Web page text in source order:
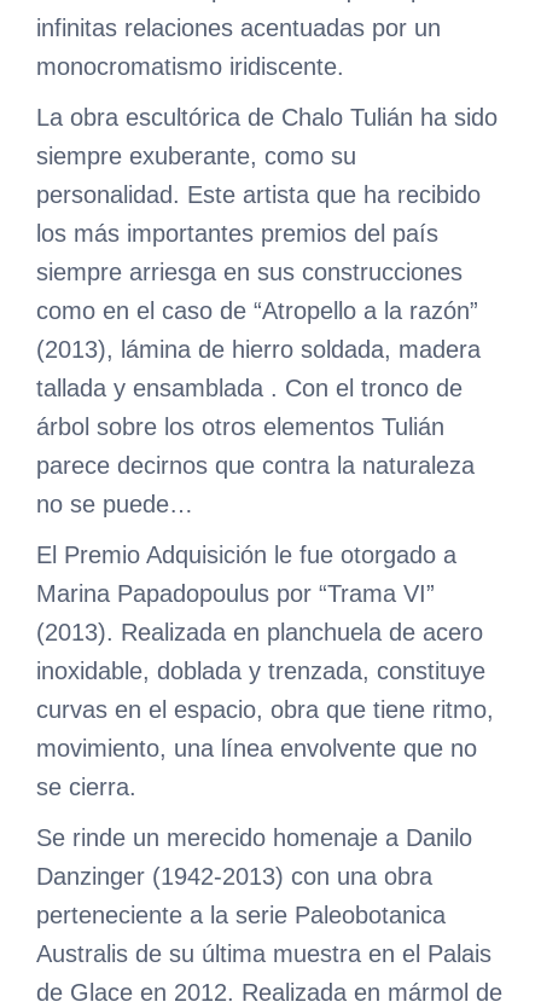
infinitas relaciones acentuadas por un
monocromatismo iridiscente.
La obra escultórica de Chalo Tulián ha sido
siempre exuberante, como su
personalidad. Este artista que ha recibido
los más importantes premios del país
siempre arriesga en sus construcciones
como en el caso de “Atropello a la razón”
(2013), lámina de hierro soldada, madera
tallada y ensamblada . Con el tronco de
árbol sobre los otros elementos Tulián
parece decirnos que contra la naturaleza
no se puede…
El Premio Adquisición le fue otorgado a
Marina Papadopoulus por “Trama VI”
(2013). Realizada en planchuela de acero
inoxidable, doblada y trenzada, constituye
curvas en el espacio, obra que tiene ritmo,
movimiento, una línea envolvente que no
se cierra.
Se rinde un merecido homenaje a Danilo
Danzinger (1942-2013) con una obra
perteneciente a la serie Paleobotanica
Australis de su última muestra en el Palais
de Glace en 2012. Realizada en mármol de